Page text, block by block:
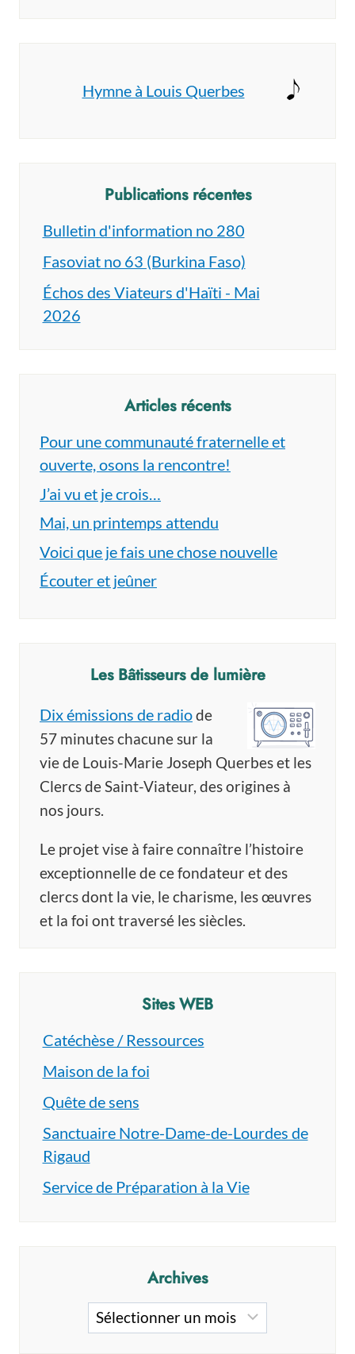
Hymne à Louis Querbes
Publications récentes
Bulletin d'information no 280
Fasoviat no 63 (Burkina Faso)
Échos des Viateurs d'Haïti - Mai
2026
Articles récents
Pour une communauté fraternelle et
ouverte, osons la rencontre!
J’ai vu et je crois…
Mai, un printemps attendu
Voici que je fais une chose nouvelle
Écouter et jeûner
Les Bâtisseurs de lumière
Dix émissions de radiode
57 minutes chacune sur la
vie de Louis-Marie Joseph Querbes et les
Clercs de Saint-Viateur, des origines à
nos jours.
Le projet vise à faire connaître l’histoire
exceptionnelle de ce fondateur et des
clercs dont la vie, le charisme, les œuvres
et la foi ont traversé les siècles.
Sites WEB
Catéchèse / Ressources
Maison de la foi
Quête de sens
Sanctuaire Notre-Dame-de-Lourdes de
Rigaud
Service de Préparation à la Vie
Archives
Archives